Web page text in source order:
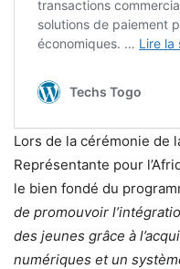
Lors de la cérémonie de
Représentante pour
le bien fondé du
de promouvoir
des jeunes grâce à
numériques et un